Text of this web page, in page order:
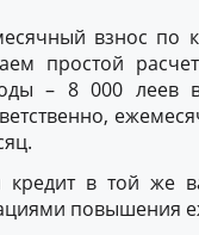
взнос по
простой
– 8 000 леев
кредит в той же
повышения